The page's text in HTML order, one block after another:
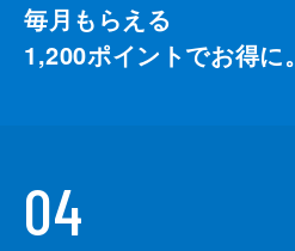
毎月もらえる
1,200ポイントでお得に。
04